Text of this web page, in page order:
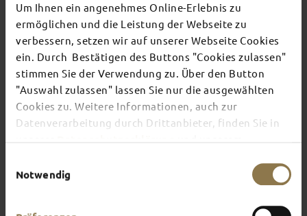
Um Ihnen ein angenehmes Online-Erlebnis zu
ermöglichen und die Leistung der Webseite zu
verbessern, setzen wir auf unserer Webseite Cookies
ein. Durch Bestätigen des Buttons "Cookies zulassen"
stimmen Sie der Verwendung zu. Über den Button
"Auswahl zulassen" lassen Sie nur die ausgewählten
Cookies zu. Weitere Informationen, auch zur
Datenverarbeitung durch Drittanbieter, finden Sie in
Notwendig
Experiences unique to Fulda
TOP EVENTS
There's always something going on in Fulda:
whether it's a concert, a musical, a fun-filled
guided tour or a theatre performance – this is the
place to discover the current events and